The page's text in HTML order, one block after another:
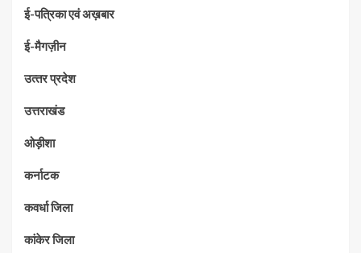
ई-पत्रिका एवं अख़बार
ई-मैगज़ीन
उत्‍तर प्रदेश
उत्तराखंड
ओड़ीशा
कर्नाटक
कवर्धा जिला
कांकेर जिला